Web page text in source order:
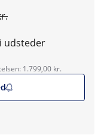
udsteder
1.799,00 kr.